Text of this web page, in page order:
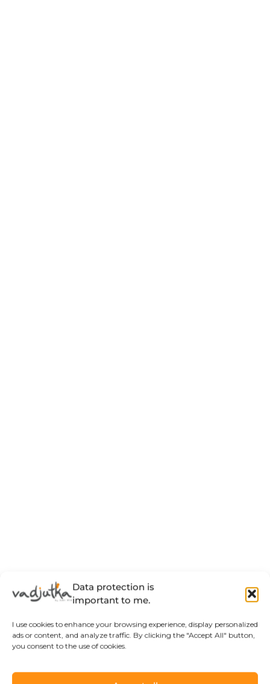
Data protection is
important to me.
I use cookies to enhance your browsing experience, display personalized
ads or content, and analyze traffic. By clicking the "Accept All" button,
you consent to the use of cookies.